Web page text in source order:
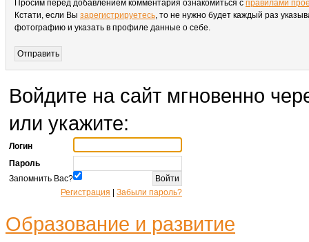
Просим перед добавлением комментария ознакомиться с правилами
Кстати, если Вы зарегистрируетесь, то не нужно будет каждый раз
фотографию и указать в профиле данные о себе.
Войдите на сайт мгновенно
или укажите:
Логин
Пароль
Запомнить Вас?
Регистрация
Забыли пароль?
Образование и развитие